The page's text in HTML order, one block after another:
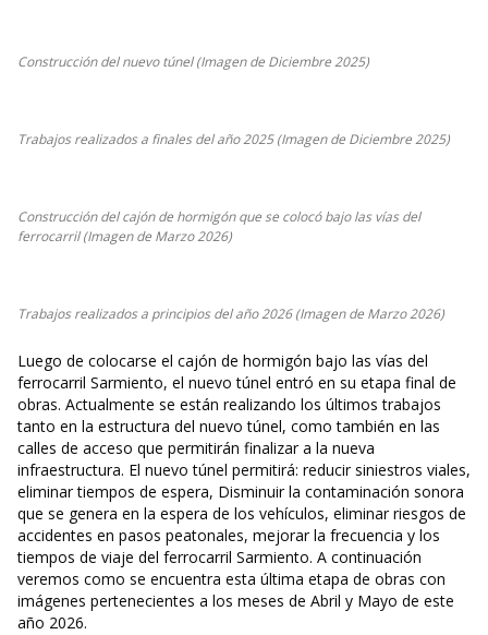
Construcción del nuevo túnel (Imagen de Diciembre 2025)
Trabajos realizados a finales del año 2025 (Imagen de Diciembre 2025)
Construcción del cajón de hormigón que se colocó bajo las vías del
ferrocarril (Imagen de Marzo 2026)
Trabajos realizados a principios del año 2026 (Imagen de Marzo 2026)
Luego de colocarse el cajón de hormigón bajo las vías del
ferrocarril Sarmiento, el nuevo túnel entró en su etapa final de
obras. Actualmente se están realizando los últimos trabajos
tanto en la estructura del nuevo túnel, como también en las
calles de acceso que permitirán finalizar a la nueva
infraestructura. El nuevo túnel permitirá: reducir siniestros viales,
eliminar tiempos de espera, Disminuir la contaminación sonora
que se genera en la espera de los vehículos, eliminar riesgos de
accidentes en pasos peatonales, mejorar la frecuencia y los
tiempos de viaje del ferrocarril Sarmiento. A continuación
veremos como se encuentra esta última etapa de obras con
imágenes pertenecientes a los meses de Abril y Mayo de este
año 2026.